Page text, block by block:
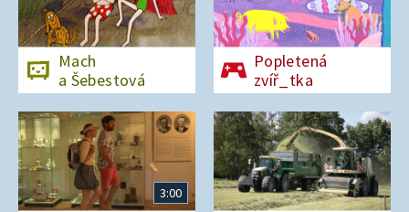
Mach
a Šebestová
Popletená
zvíř_tka
3:00